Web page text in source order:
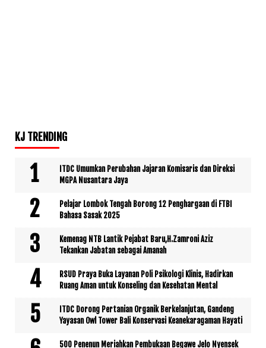
KJ TRENDING
ITDC Umumkan Perubahan Jajaran Komisaris dan Direksi
MGPA Nusantara Jaya
Pelajar Lombok Tengah Borong 12 Penghargaan di FTBI
Bahasa Sasak 2025
Kemenag NTB Lantik Pejabat Baru,H.Zamroni Aziz
Tekankan Jabatan sebagai Amanah
RSUD Praya Buka Layanan Poli Psikologi Klinis, Hadirkan
Ruang Aman untuk Konseling dan Kesehatan Mental
ITDC Dorong Pertanian Organik Berkelanjutan, Gandeng
Yayasan Owl Tower Bali Konservasi Keanekaragaman Hayati
500 Penenun Meriahkan Pembukaan Begawe Jelo Nyensek